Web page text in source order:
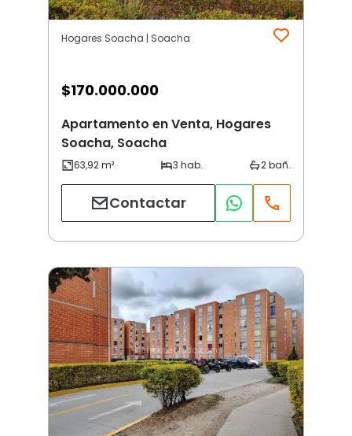
Hogares Soacha | Soacha
$170.000.000
Apartamento en Venta, Hogares
Soacha, Soacha
Contactar